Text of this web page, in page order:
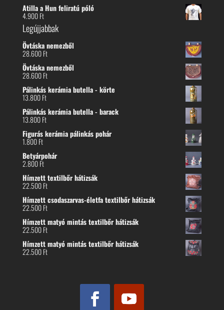
Atilla a Hun feliratú póló
4.900Ft
Legújjabbak
Övtáska nemezből
28.600Ft
Övtáska nemezből
28.600Ft
Pálinkás kerámia butella - körte
13.800Ft
Pálinkás kerámia butella - barack
13.800Ft
Figurás kerámia pálinkás pohár
1.800Ft
Betyárpohár
2.800Ft
Hímzett textilbőr hátizsák
22.500Ft
Hímzett csodaszarvas-életfa textilbőr hátizsák
22.500Ft
Hímzett matyó mintás textilbőr hátizsák
22.500Ft
Hímzett matyó mintás textilbőr hátizsák
22.500Ft